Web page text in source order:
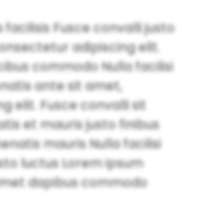
facilisis Fusce convalli justo
adipiscing elit.
commodo Nulla facilisi
ante sit amet,
elit. Fusce convalli sit
et mauris justo finibus
mauris Nulla facilisi
luctus Lorem ipsum
dapibus commodo